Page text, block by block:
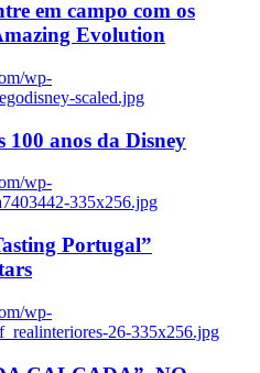
em campo com os
Evolution
wp-
scaled.jpg
100 anos da Disney
wp-
335x256.jpg
Portugal”
wp-
26-335x256.jpg